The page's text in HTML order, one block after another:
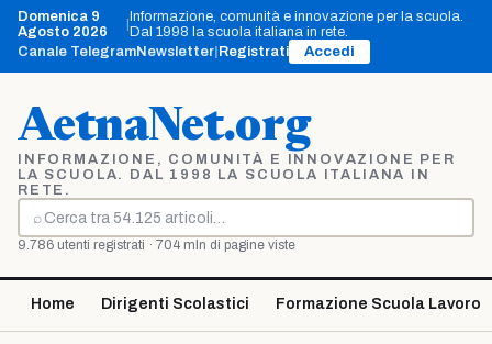
Vai
contenuto
Domenica 9
Agosto 2026
|Informazione, comunità e innovazione per la scuola.
Dal 1998 la scuola italiana in rete.
Canale TelegramNewsletter Registrati Accedi
AetnaNet.org
INFORMAZIONE, COMUNITÀ E INNOVAZIONE PER
LA SCUOLA. DAL 1998 LA SCUOLA ITALIANA IN
RETE.
⌕
Cerca
9.786 utenti registrati · 704 mln di pagine viste
Home Dirigenti Scolastici Formazione Scuola Lavoro